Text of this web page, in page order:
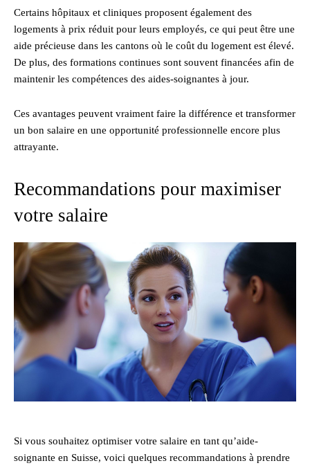
Certains hôpitaux et cliniques proposent également des
logements à prix réduit pour leurs employés, ce qui peut être une
aide précieuse dans les cantons où le coût du logement est élevé.
De plus, des formations continues sont souvent financées afin de
maintenir les compétences des aides-soignantes à jour.
Ces avantages peuvent vraiment faire la différence et transformer
un bon salaire en une opportunité professionnelle encore plus
attrayante.
Recommandations pour maximiser
votre salaire
Si vous souhaitez optimiser votre salaire en tant qu’aide-
soignante en Suisse, voici quelques recommandations à prendre